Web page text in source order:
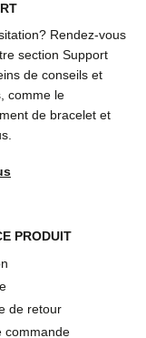
Rendez-vous
section Support
de conseils et
comme le
de bracelet et
PRODUIT
de retour
commande